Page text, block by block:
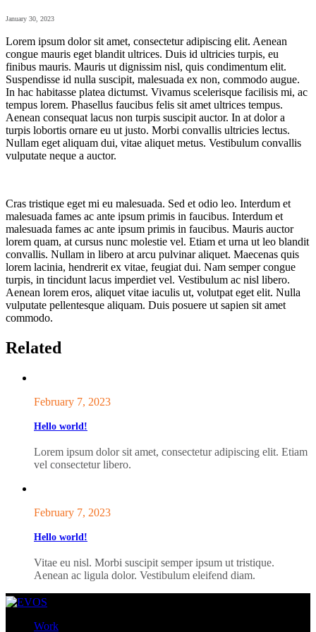
January 30, 2023
Lorem ipsum dolor sit amet, consectetur adipiscing elit. Aenean
congue mauris eget blandit ultrices. Duis id ultricies turpis, eu
finibus mauris. Mauris ut dignissim nisl, quis condimentum elit.
Suspendisse id nulla suscipit, malesuada ex non, commodo augue.
In hac habitasse platea dictumst. Vivamus scelerisque facilisis mi, ac
tempus lorem. Phasellus faucibus felis sit amet ultrices tempus.
Aenean consequat lacus non turpis suscipit auctor. In at dolor a
turpis lobortis ornare eu ut justo. Morbi convallis ultricies lectus.
Nullam eget aliquam dui, vitae aliquet metus. Vestibulum convallis
vulputate neque a auctor.
Cras tristique eget mi eu malesuada. Sed et odio leo. Interdum et
malesuada fames ac ante ipsum primis in faucibus. Interdum et
malesuada fames ac ante ipsum primis in faucibus. Mauris auctor
lorem quam, at cursus nunc molestie vel. Etiam et urna ut leo blandit
convallis. Nullam in libero at arcu pulvinar aliquet. Maecenas quis
lorem lacinia, hendrerit ex vitae, feugiat dui. Nam semper congue
turpis, in tincidunt lacus imperdiet vel. Vestibulum ac nisl libero.
Aenean lorem eros, aliquet vitae iaculis ut, volutpat eget elit. Nulla
vulputate pellentesque aliquam. Duis posuere ut sapien sit amet
commodo.
Related
February 7, 2023
Hello world!
Lorem ipsum dolor sit amet, consectetur adipiscing elit. Etiam
vel consectetur libero.
February 7, 2023
Hello world!
Vitae eu nisl. Morbi suscipit semper ipsum ut tristique.
Aenean ac ligula dolor. Vestibulum eleifend diam.
Work